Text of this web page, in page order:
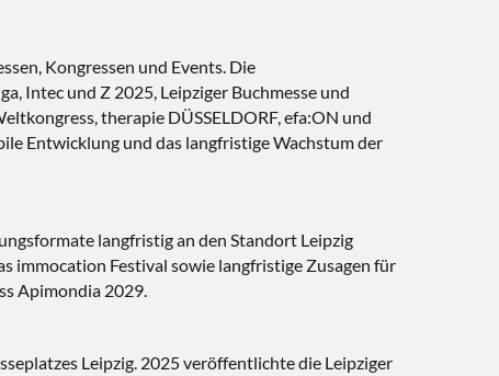
Kongressen und Events. Die
Intec und Z 2025, Leipziger Buchmesse und
therapie DÜSSELDORF, efa:ON und
Entwicklung und das langfristige Wachstum der
langfristig an den Standort Leipzig
immocation Festival sowie langfristige Zusagen für
Apimondia 2029.
Leipzig. 2025 veröffentlichte die Leipziger